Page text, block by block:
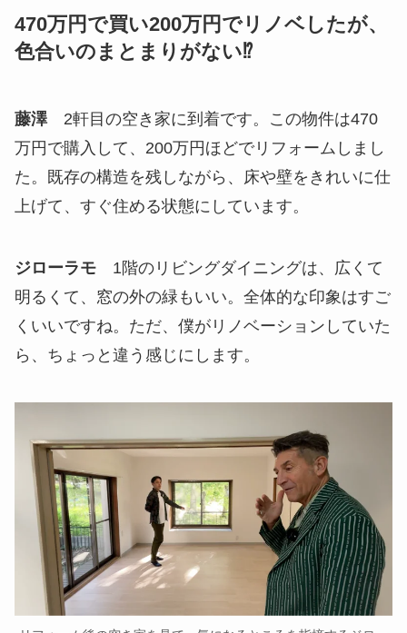
470万円で買い200万円でリノベしたが、
色合いのまとまりがない⁉
藤澤 2軒目の空き家に到着です。この物件は470
万円で購入して、200万円ほどでリフォームしまし
た。既存の構造を残しながら、床や壁をきれいに仕
上げて、すぐ住める状態にしています。
ジローラモ 1階のリビングダイニングは、広くて
明るくて、窓の外の緑もいい。全体的な印象はすご
くいいですね。ただ、僕がリノベーションしていた
ら、ちょっと違う感じにします。